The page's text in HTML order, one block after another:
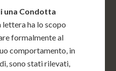
una Condotta
lettera ha lo scopo
formalmente al
comportamento, in
sono stati rilevati,